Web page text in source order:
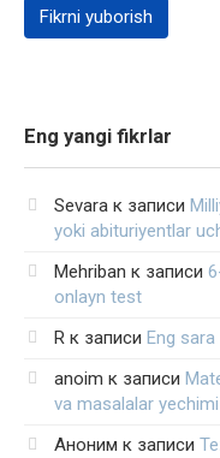
Eng yangi fikrlar
Sevara к записи
yoki abituriyentlar
Mehriban к записи
onlayn test
R к записи Eng
anoim к записи
va masalalar
Аноним к записи